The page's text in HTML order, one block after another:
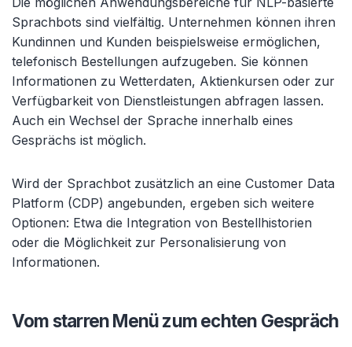
Sprachbots sind vielfältig. Unternehmen können ihren
Kundinnen und Kunden beispielsweise ermöglichen,
telefonisch Bestellungen aufzugeben. Sie können
Informationen zu Wetterdaten, Aktienkursen oder zur
Verfügbarkeit von Dienstleistungen abfragen lassen.
Auch ein Wechsel der Sprache innerhalb eines
Gesprächs ist möglich.
Wird der Sprachbot zusätzlich an eine Customer Data
Platform (CDP) angebunden, ergeben sich weitere
Optionen: Etwa die Integration von Bestellhistorien
oder die Möglichkeit zur Personalisierung von
Informationen.
Vom starren Menü zum echten Gespräch